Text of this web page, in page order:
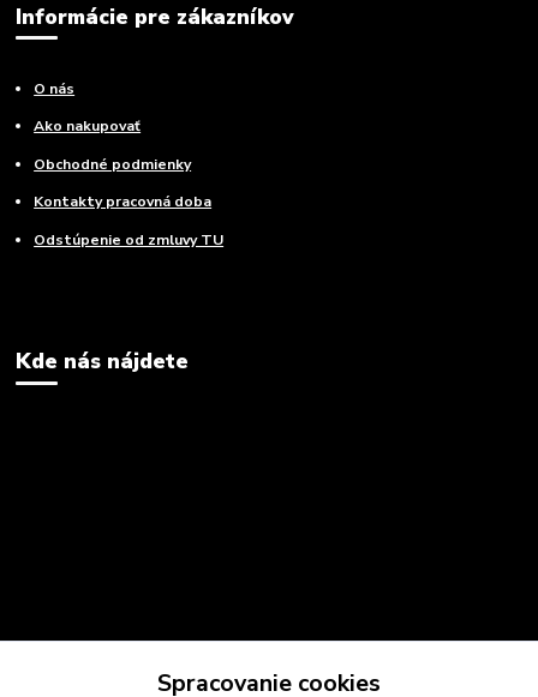
Informácie pre zákazníkov
O nás
Ako nakupovať
Obchodné podmienky
Kontakty pracovná doba
Odstúpenie od zmluvy TU
Kde nás nájdete
Spracovanie cookies